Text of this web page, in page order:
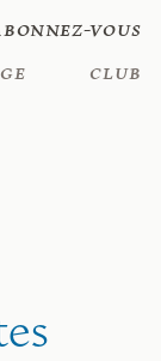
Club
vous